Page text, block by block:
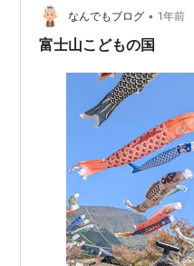
影までしてくれました。
綺麗にしてくれてありがと
なんでもブログ • 1年前
富士山こどもの国